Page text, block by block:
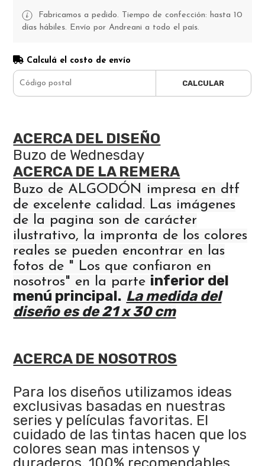
Fabricamos a pedido. Tiempo de confección: hasta 10
días hábiles. Envío por Andreani a todo el país.
Calculá el costo de envío
CALCULAR
ACERCA DEL DISEÑO
Buzo de Wednesday
ACERCA DE LA REMERA
Buzo de ALGODÓN impresa en dtf
de excelente calidad. Las imágenes
de la pagina son de carácter
ilustrativo, la impronta de los colores
reales se pueden encontrar en las
fotos de " Los que confiaron en
nosotros" en la parte inferior del
menú principal. La medida del
diseño es de 21 x 30 cm
ACERCA DE NOSOTROS
Para los diseños utilizamos ideas
exclusivas basadas en nuestras
series y películas favoritas. El
cuidado de las tintas hacen que los
colores sean mas intensos y